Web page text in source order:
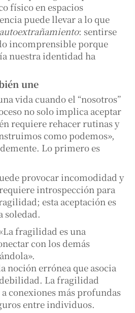
físico en espacios
puede llevar a lo que
autoextrañamiento: sentirse
incomprensible porque
nuestra identidad ha
une
vida cuando el “nosotros”
no solo implica aceptar
requiere rehacer rutinas y
como podemos»,
Lo primero es
provocar incomodidad y
introspección para
esta aceptación es
soledad.
fragilidad es una
con los demás
noción errónea que asocia
La fragilidad
conexiones más profundas
entre individuos.